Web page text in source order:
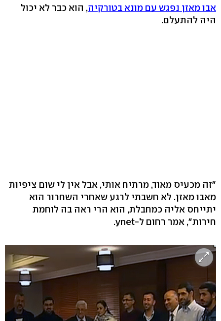
אבו מאזן נפגש עם מונא בטורקיה, הוא כבר לא יכול
היה להתעלם.
"זה מכעיס מאוד, מרתיח אותי, אבל אין לי שום ציפיות
מאבו מאזן. לא חשבתי לרגע שאחרי השחרור הוא
יתייחס אליה כמחבלת, הוא הרי ראה בה לוחמת
חירות", אמר רחום ל-ynet.